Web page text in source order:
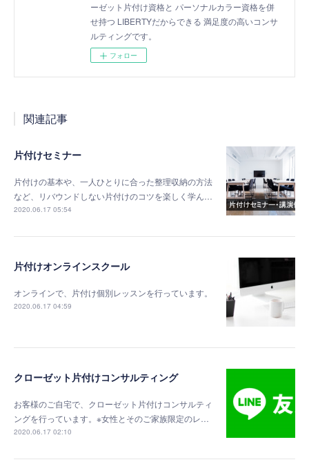
ーゼット片付け資格と パーソナルカラー資格を併
せ持つ LIBERTYだからできる 満足度の高いコンサ
ルティングです。
フォロー
関連記事
片付けセミナー
片付けの基本や、一人ひとりに合った整理収納の方法
など、リバウンドしない片付けのコツを楽しく学ん…
2020.06.17 05:54
片付けオンラインスクール
オンラインで、片付け個別レッスンを行っています。
2020.06.17 04:59
クローゼット片付けコンサルティング
お客様のご自宅で、クローゼット片付けコンサルティ
ングを行っています。※女性とそのご家族限定のレ…
2020.06.17 02:10